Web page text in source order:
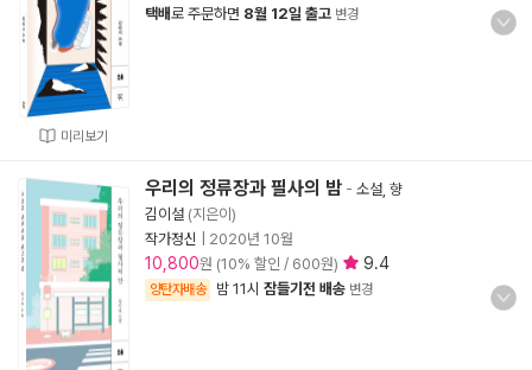
미리보기
택배로 주문하면 8월 12일 출고 변경
우리의 정류장과 필사의 밤 - 소설, 향
김이설 (지은이)
작가정신
2020년 10월
10,800원 (10% 할인 / 600원) 9.4
양탄자배송 밤 11시 잠들기전 배송 변경